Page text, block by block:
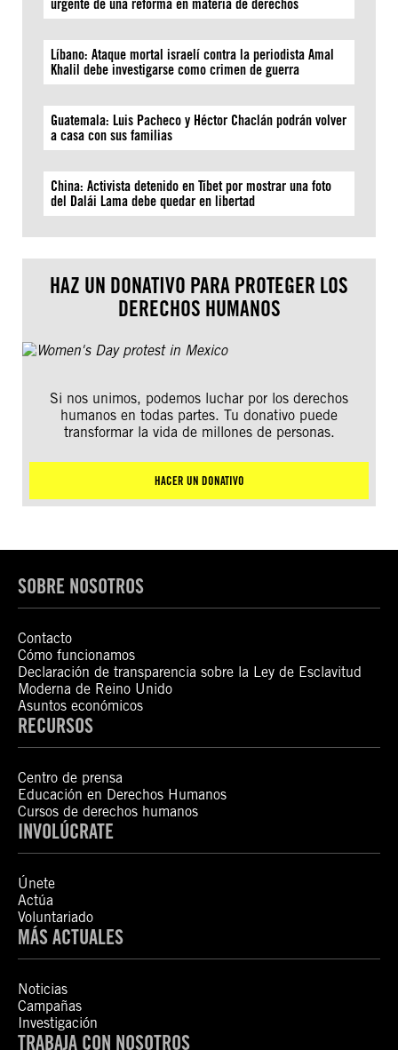
urgente de una reforma en materia de derechos
Líbano: Ataque mortal israelí contra la periodista Amal
Khalil debe investigarse como crimen de guerra
Guatemala: Luis Pacheco y Héctor Chaclán podrán volver
a casa con sus familias
China: Activista detenido en Tíbet por mostrar una foto
del Dalái Lama debe quedar en libertad
HAZ UN DONATIVO PARA PROTEGER LOS
DERECHOS HUMANOS
Si nos unimos, podemos luchar por los derechos
humanos en todas partes. Tu donativo puede
transformar la vida de millones de personas.
HACER UN DONATIVO
SOBRE NOSOTROS
Contacto
Cómo funcionamos
Declaración de transparencia sobre la Ley de Esclavitud
Moderna de Reino Unido
Asuntos económicos
RECURSOS
Centro de prensa
Educación en Derechos Humanos
Cursos de derechos humanos
INVOLÚCRATE
Únete
Actúa
Voluntariado
MÁS ACTUALES
Noticias
Campañas
Investigación
TRABAJA CON NOSOTROS